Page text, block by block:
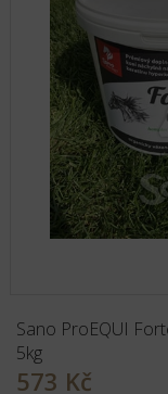
Sano ProEQUI
5kg
573 Kč